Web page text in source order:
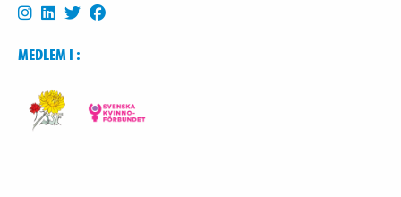
MEDLEM I :